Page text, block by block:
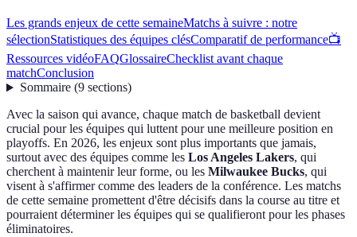
Les grands enjeux de cette semaineMatchs à suivre : notre
sélectionStatistiques des équipes clésComparatif de performance📺
Ressources vidéoFAQGlossaireChecklist avant chaque
matchConclusion
Sommaire(9 sections)
Avec la saison qui avance, chaque match de basketball devient
crucial pour les équipes qui luttent pour une meilleure position en
playoffs. En 2026, les enjeux sont plus importants que jamais,
surtout avec des équipes comme les Los Angeles Lakers, qui
cherchent à maintenir leur forme, ou les Milwaukee Bucks, qui
visent à s'affirmer comme des leaders de la conférence. Les matchs
de cette semaine promettent d'être décisifs dans la course au titre et
pourraient déterminer les équipes qui se qualifieront pour les phases
éliminatoires.